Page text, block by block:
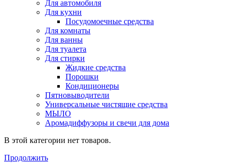
Для автомобиля
Для кухни
Посудомоечные средства
Для комнаты
Для ванны
Для туалета
Для стирки
Жидкие средства
Порошки
Кондиционеры
Пятновыводители
Универсальные чистящие средства
МЫЛО
Аромадиффузоры и свечи для дома
В этой категории нет товаров.
Продолжить